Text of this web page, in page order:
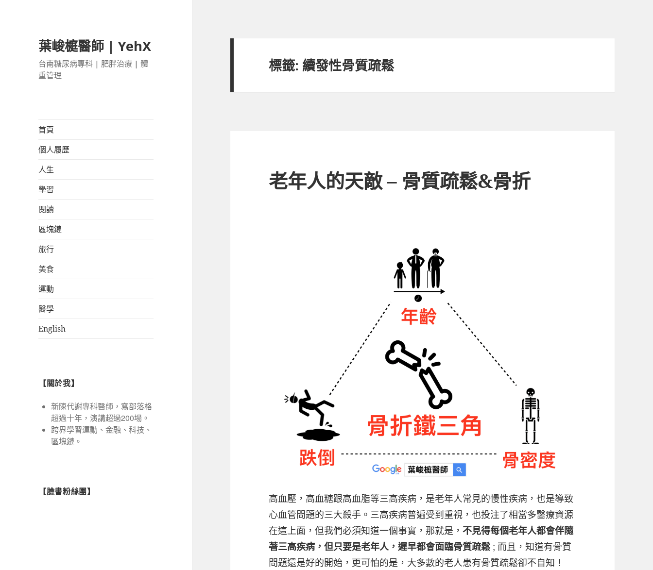
葉峻榳醫師 | YehX
台南糖尿病專科 | 肥胖治療 | 體
重管理
首頁
個人履歷
人生
學習
閱讀
區塊鏈
旅行
美食
運動
醫學
English
【關於我】
新陳代謝專科醫師，寫部落格
超過十年，演講超過200場。
跨界學習運動、金融、科技、
區塊鏈。
【臉書粉絲團】
標籤: 續發性骨質疏鬆
老年人的天敵 – 骨質疏鬆&骨折
高血壓，高血糖跟高血脂等三高疾病，是老年人常見的慢性疾病，也是導致
心血管問題的三大殺手。三高疾病普遍受到重視，也投注了相當多醫療資源
在這上面，但我們必須知道一個事實，那就是，不見得每個老年人都會伴隨
著三高疾病，但只要是老年人，遲早都會面臨骨質疏鬆; 而且，知道有骨質
問題還是好的開始，更可怕的是，大多數的老人患有骨質疏鬆卻不自知！